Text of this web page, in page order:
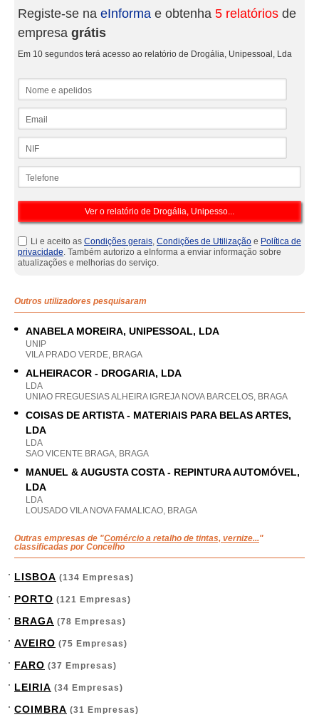
Registe-se na eInforma e obtenha 5 relatórios de
empresa grátis
Em 10 segundos terá acesso ao relatório de Drogália, Unipessoal, Lda
Li e aceito as Condições gerais, Condições de Utilização e Política de
privacidade. Também autorizo a eInforma a enviar informação sobre
atualizações e melhorias do serviço.
Outros utilizadores pesquisaram
ANABELA MOREIRA, UNIPESSOAL, LDA
UNIP
VILA PRADO VERDE, BRAGA
ALHEIRACOR - DROGARIA, LDA
LDA
UNIAO FREGUESIAS ALHEIRA IGREJA NOVA BARCELOS, BRAGA
COISAS DE ARTISTA - MATERIAIS PARA BELAS ARTES,
LDA
LDA
SAO VICENTE BRAGA, BRAGA
MANUEL & AUGUSTA COSTA - REPINTURA AUTOMÓVEL,
LDA
LDA
LOUSADO VILA NOVA FAMALICAO, BRAGA
Outras empresas de "Comércio a retalho de tintas, vernize..."
classificadas por Concelho
LISBOA (134 Empresas)
PORTO (121 Empresas)
BRAGA (78 Empresas)
AVEIRO (75 Empresas)
FARO (37 Empresas)
LEIRIA (34 Empresas)
COIMBRA (31 Empresas)